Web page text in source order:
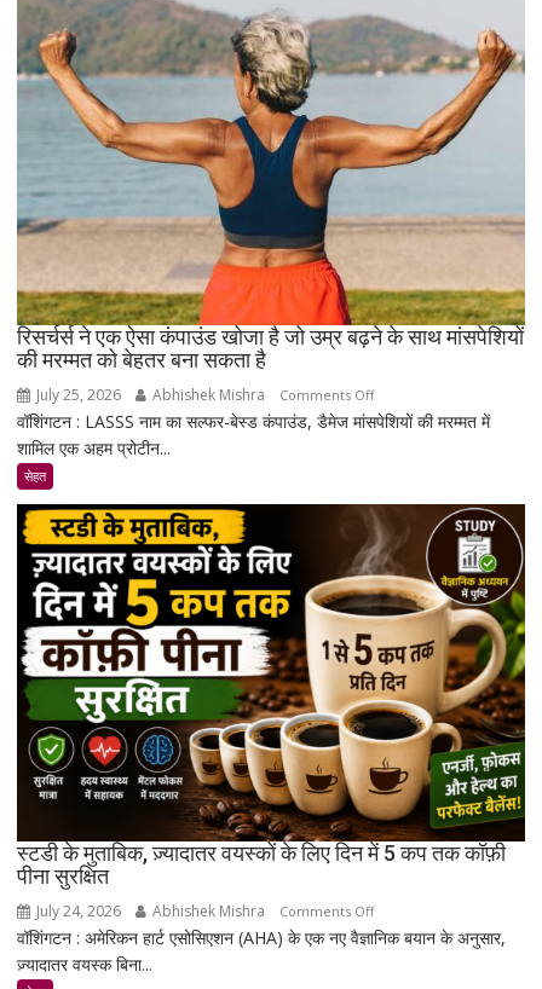
सावधान
!
रिसर्चर्स ने एक ऐसा कंपाउंड खोजा है जो उम्र बढ़ने के साथ मांसपेशियों
की मरम्मत को बेहतर बना सकता है
July 25, 2026 Abhishek Mishra Comments Offon
रिसर्चर्स
कंपाउंड
खोजा
है
जो
बढ़ने
के
साथ
मांसपेशियों
की
मरम्मत
को
बेहतर
है
वॉशिंगटन : LASSS नाम का सल्फर-बेस्ड कंपाउंड, डैमेज मांसपेशियों की मरम्मत में
शामिल एक अहम प्रोटीन...
सेहत
स्टडी के मुताबिक, ज़्यादातर वयस्कों के लिए दिन में 5 कप तक कॉफ़ी
पीना सुरक्षित
July 24, 2026 Abhishek Mishra Comments Offon
स्टडी
वॉशिंगटन : अमेरिकन हार्ट एसोसिएशन (AHA) के एक नए वैज्ञानिक बयान के अनुसार,
ज़्यादातर वयस्क बिना...